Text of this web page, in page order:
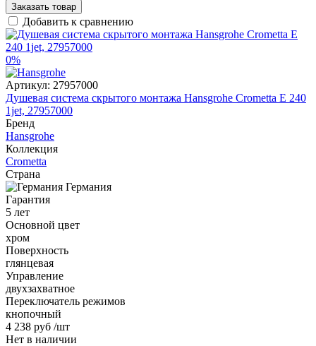
Заказать товар
Добавить к сравнению
0%
Артикул: 27957000
Душевая система скрытого монтажа Hansgrohe Crometta E 240
1jet, 27957000
Бренд
Hansgrohe
Коллекция
Crometta
Страна
Германия
Гарантия
5 лет
Основной цвет
хром
Поверхность
глянцевая
Управление
двухзахватное
Переключатель режимов
кнопочный
4 238 руб /шт
Нет в наличии